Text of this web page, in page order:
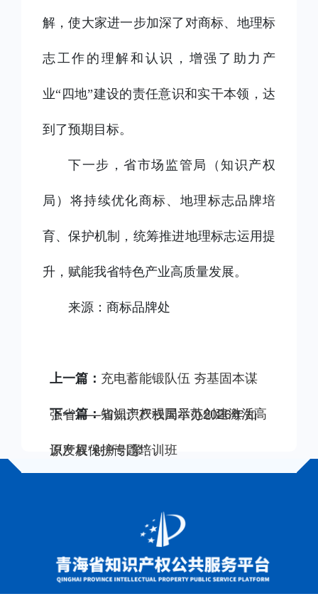
解，使大家进一步加深了对商标、地理标
志工作的理解和认识，增强了助力产
业“四地”建设的责任意识和实干本领，达
到了预期目标。
下一步，省市场监管局（知识产权
局）将持续优化商标、地理标志品牌培
育、保护机制，统筹推进地理标志运用提
升，赋能我省特色产业高质量发展。
来源：商标品牌处
上一篇： 充电蓄能锻队伍 夯基固本谋
强省——省知识产权局举办2026年知
识产权保护专题培训班
下一篇：知识产权强国示范创建激活高
原发展“创新引擎”